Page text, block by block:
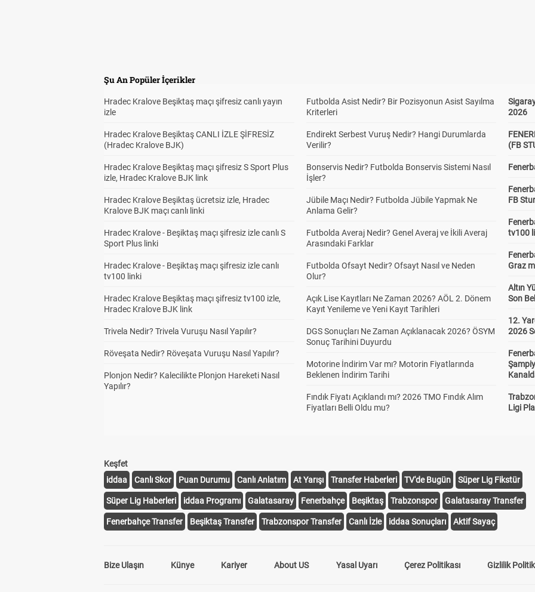
Şu An Popüler İçerikler
Hradec Kralove Beşiktaş maçı şifresiz canlı yayın
izle
Hradec Kralove Beşiktaş CANLI İZLE ŞİFRESİZ
(Hradec Kralove BJK)
Hradec Kralove Beşiktaş maçı şifresiz S Sport Plus
izle, Hradec Kralove BJK link
Hradec Kralove Beşiktaş ücretsiz izle, Hradec
Kralove BJK maçı canlı linki
Hradec Kralove - Beşiktaş maçı şifresiz izle canlı S
Sport Plus linki
Hradec Kralove - Beşiktaş maçı şifresiz izle canlı
tv100 linki
Hradec Kralove Beşiktaş maçı şifresiz tv100 izle,
Hradec Kralove BJK link
Trivela Nedir? Trivela Vuruşu Nasıl Yapılır?
Röveşata Nedir? Röveşata Vuruşu Nasıl Yapılır?
Plonjon Nedir? Kalecilikte Plonjon Hareketi Nasıl
Yapılır?
Futbolda Asist Nedir? Bir Pozisyonun Asist Sayılma
Kriterleri
Endirekt Serbest Vuruş Nedir? Hangi Durumlarda
Verilir?
Bonservis Nedir? Futbolda Bonservis Sistemi Nasıl
İşler?
Jübile Maçı Nedir? Futbolda Jübile Yapmak Ne
Anlama Gelir?
Futbolda Averaj Nedir? Genel Averaj ve İkili Averaj
Arasındaki Farklar
Futbolda Ofsayt Nedir? Ofsayt Nasıl ve Neden
Olur?
Açık Lise Kayıtları Ne Zaman 2026? AÖL 2. Dönem
Kayıt Yenileme ve Yeni Kayıt Tarihleri
DGS Sonuçları Ne Zaman Açıklanacak 2026? ÖSYM
Sonuç Tarihini Duyurdu
Motorine İndirim Var mı? Motorin Fiyatlarında
Beklenen İndirim Tarihi
Fındık Fiyatı Açıklandı mı? 2026 TMO Fındık Alım
Fiyatları Belli Oldu mu?
2026
(FB
FB
tv100
Graz
Altın
Son
12.
2026
Ligi
Keşfet
iddaa
Canlı Skor Puan Durumu Canlı Anlatım At Yarışı Transfer Haberleri TV'de Bugün Süper Lig Fikstür
Süper Lig Haberleri iddaa Programı Galatasaray Fenerbahçe Beşiktaş Trabzonspor Galatasaray Transfer
Fenerbahçe Transfer Beşiktaş Transfer Trabzonspor Transfer Canlı İzle iddaa Sonuçları Aktif Sayaç
Bize Ulaşın Künye Kariyer About US Yasal Uyarı Çerez Politikası Gizlilik